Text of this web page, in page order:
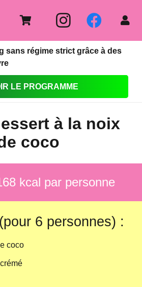
sans régime strict grâce à des
LE PROGRAMME
à la noix
coco
kcal par personne
6 personnes) :
coco